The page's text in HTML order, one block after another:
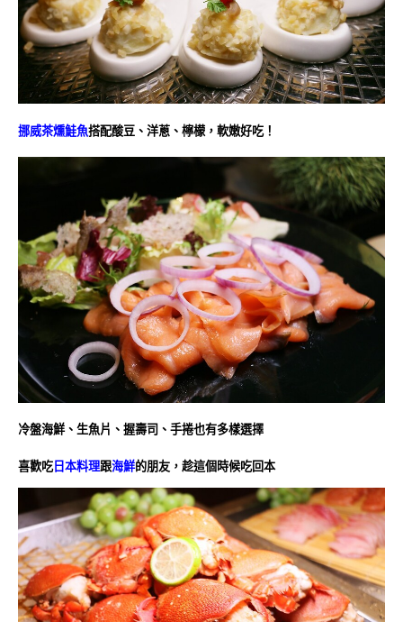
挪威茶燻鮭魚搭配酸豆、洋蔥、檸檬，軟嫩好吃！
冷盤海鮮、生魚片、握壽司、手捲也有多樣選擇
喜歡吃日本料理跟海鮮的朋友，趁這個時候吃回本